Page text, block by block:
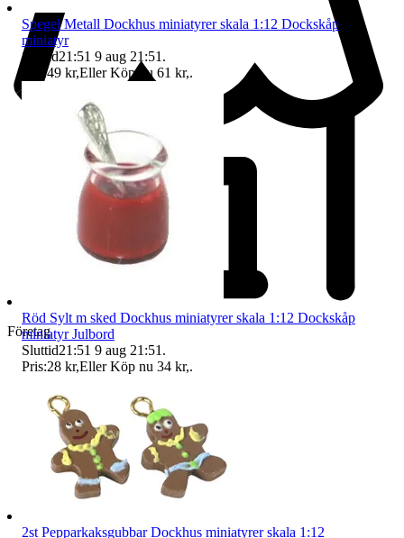
Företag
Spegel Metall Dockhus miniatyrer skala 1:12 Dockskåp
miniatyr
Sluttid21:51 9 aug 21:51 .
Pris:49 kr,Eller Köp nu 61 kr,.
Röd Sylt m sked Dockhus miniatyrer skala 1:12 Dockskåp
miniatyr Julbord
Sluttid21:51 9 aug 21:51 .
Pris:28 kr,Eller Köp nu 34 kr,.
2st Pepparkaksgubbar Dockhus miniatyrer skala 1:12